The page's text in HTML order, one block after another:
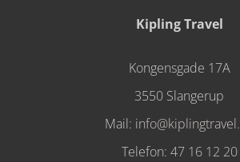
Kipling Travel
Kongensgade 17A
3550 Slangerup
Mail:
Telefon: 47 16 12 20